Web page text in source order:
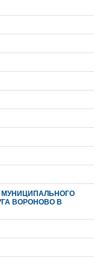
МУНИЦИПАЛЬНОГО
ВОРОНОВО В